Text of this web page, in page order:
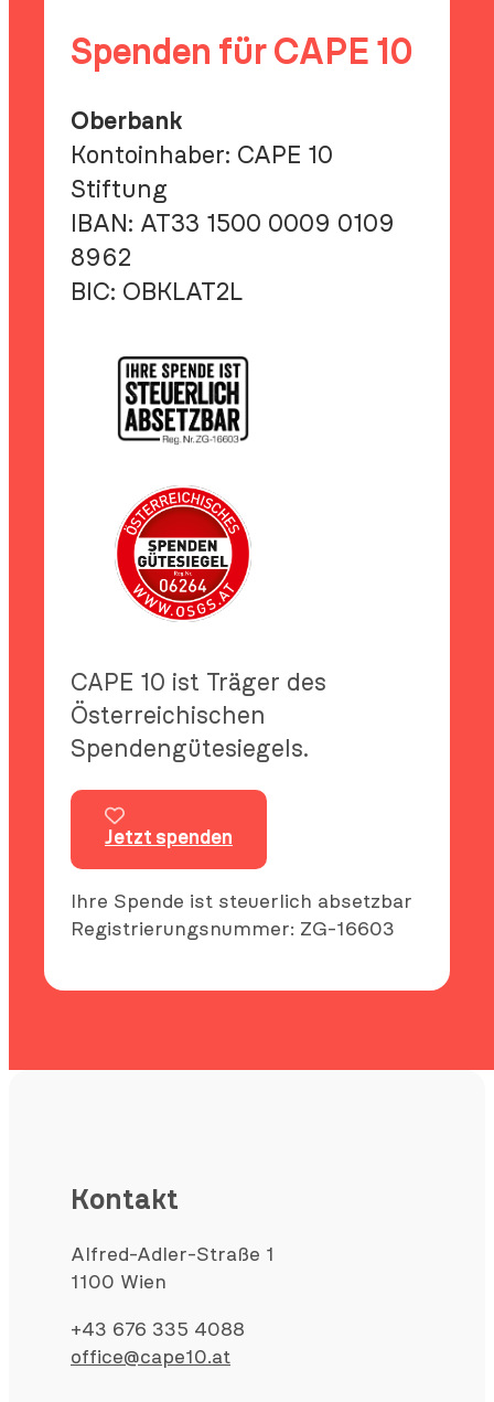
Spenden für CAPE 10
Oberbank
Kontoinhaber: CAPE 10
Stiftung
IBAN: AT33 1500 0009 0109
8962
BIC: OBKLAT2L
CAPE 10 ist Träger des
Österreichischen
Spendengütesiegels.
Jetzt spenden
Ihre Spende ist steuerlich absetzbar
Registrierungsnummer: ZG-16603
Kontakt
Alfred-Adler-Straße 1
1100 Wien
+43 676 335 4088
office@cape10.at